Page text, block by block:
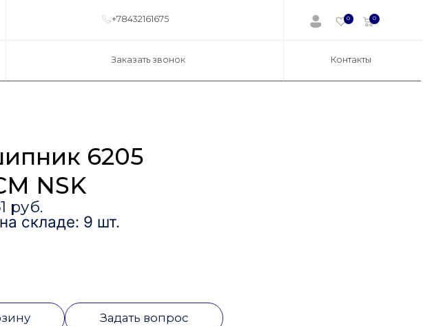
+78432161675 0 0
Заказать звонок Контакты
6205
NSK
руб.
складе: 9 шт.
Задать вопрос